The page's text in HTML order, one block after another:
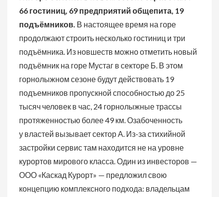
66 гостиниц, 69 предприятий общепита, 19
подъёмников. В настоящее время на горе
продолжают строить несколько гостиниц и три
подъёмника. Из новшеств можно отметить новый
подъёмник на горе Мустаг в секторе Б. В этом
горнолыжном сезоне будут действовать 19
подъемников пропускной способностью до 25
тысяч человек в час, 24 горнолыжные трассы
протяженностью более 49 км. Озабоченность
у властей вызывает сектор А. Из-за стихийной
застройки сервис там находится не на уровне
курортов мирового класса. Один из инвесторов —
ООО «Каскад Курорт» — предложил свою
концепцию комплексного подхода: владельцам